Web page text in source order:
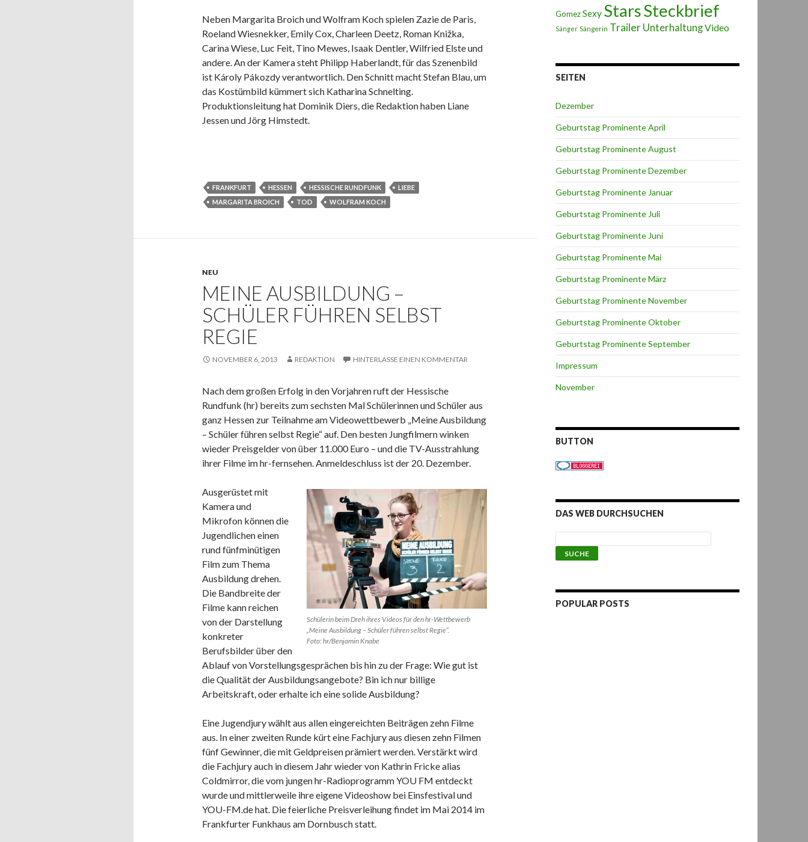
Neben Margarita Broich und Wolfram Koch spielen Zazie de Paris,
Roeland Wiesnekker, Emily Cox, Charleen Deetz, Roman Knižka,
Carina Wiese, Luc Feit, Tino Mewes, Isaak Dentler, Wilfried Elste und
andere. An der Kamera steht Philipp Haberlandt, für das Szenenbild
ist Károly Pákozdy verantwortlich. Den Schnitt macht Stefan Blau, um
das Kostümbild kümmert sich Katharina Schnelting.
Produktionsleitung hat Dominik Diers, die Redaktion haben Liane
Jessen und Jörg Himstedt.
FRANKFURT HESSEN HESSISCHE RUNDFUNK
LIEBE
MARGARITA BROICH
TOD WOLFRAM KOCH
NEU
MEINE AUSBILDUNG –
SCHÜLER FÜHREN SELBST
REGIE
NOVEMBER 6, 2013 REDAKTION HINTERLASSE EINEN KOMMENTAR
Nach dem großen Erfolg in den Vorjahren ruft der Hessische
Rundfunk (hr) bereits zum sechsten Mal Schülerinnen und Schüler aus
ganz Hessen zur Teilnahme am Videowettbewerb „Meine Ausbildung
– Schüler führen selbst Regie“ auf. Den besten Jungfilmern winken
wieder Preisgelder von über 11.000 Euro – und die TV-Ausstrahlung
ihrer Filme im hr-fernsehen. Anmeldeschluss ist der 20. Dezember.
Schülerin beim Dreh ihres Videos für den hr-Wettbewerb
„Meine Ausbildung – Schüler führen selbst Regie“.
Foto: hr/Benjamin Knabe
Ausgerüstet mit
Kamera und
Mikrofon können die
Jugendlichen einen
rund fünfminütigen
Film zum Thema
Ausbildung drehen.
Die Bandbreite der
Filme kann reichen
von der Darstellung
konkreter
Berufsbilder über den
Ablauf von Vorstellungsgesprächen bis hin zu der Frage: Wie gut ist
die Qualität der Ausbildungsangebote? Bin ich nur billige
Arbeitskraft, oder erhalte ich eine solide Ausbildung?
Eine Jugendjury wählt aus allen eingereichten Beiträgen zehn Filme
aus. In einer zweiten Runde kürt eine Fachjury aus diesen zehn Filmen
fünf Gewinner, die mit Geldpreisen prämiert werden. Verstärkt wird
die Fachjury auch in diesem Jahr wieder von Kathrin Fricke alias
Coldmirror, die vom jungen hr-Radioprogramm YOU FM entdeckt
wurde und mittlerweile ihre eigene Videoshow bei Einsfestival und
YOU-FM.de hat. Die feierliche Preisverleihung findet im Mai 2014 im
Frankfurter Funkhaus am Dornbusch statt.
GomezSexy StarsSteckbrief
Sänger Sängerin Trailer UnterhaltungVideo
SEITEN
Dezember
Geburtstag Prominente April
Geburtstag Prominente August
Geburtstag Prominente Dezember
Geburtstag Prominente Januar
Geburtstag Prominente Juli
Geburtstag Prominente Juni
Geburtstag Prominente Mai
Geburtstag Prominente März
Geburtstag Prominente November
Geburtstag Prominente Oktober
Geburtstag Prominente September
Impressum
November
BUTTON
DAS WEB DURCHSUCHEN
POPULAR POSTS